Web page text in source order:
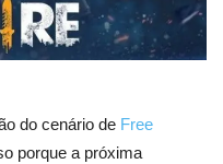
do cenário de Free
porque a próxima